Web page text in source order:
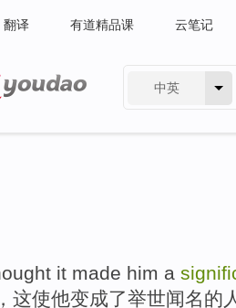
翻译 有道精品课 云笔记
中英
it made him a
， 这使他变成了举世闻名的